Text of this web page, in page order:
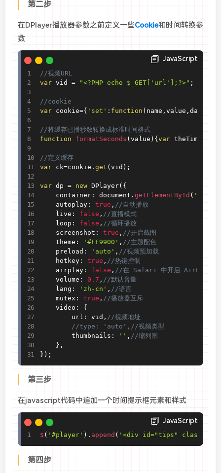
第二步
在DPlayer播放器参数之前定义一些Cookie和时间转换参
数
JavaScript
//视频URL
var vid = "<?PHP echo $_GET['url'];?>" ;
//cookie
var cookie={ 'set' : function ( name , value , days
//将缓存已播秒数转换成标准时间格式
function
formatSeconds (value ) {var theTime
//定义缓存
var ck=cookie . get (vid ) ;
var dp = new DPlayer( {
    container
: document . getElementById (
    autoplay
: true , //自动播放
    live
: false , //直播模式
    loop
: false , //循环播放
    screenshot
: true , //开启截图
    theme
: '#FF9900' , //主题配色
    preload
: 'auto' , //视频预加载
    hotkey
: true , //热键控制
    airplay
: false , //在 Safari 中开启 AirPlay
    volume
: 0.7 , //默认音量
    lang
: 'zh-cn' , //语言
    mutex
: true , //播放器互斥
    video
:
{
        url
: vid , //视频地址
//type: 'auto',//视频类型
        thumbnails
: '' , //缩列图
} ,
} ) ;
第三步
在javascript代码中追加一个时间提示框元素和样式
JavaScript
$ ( '#player' ) . append ( '<div id="tips"
第四步